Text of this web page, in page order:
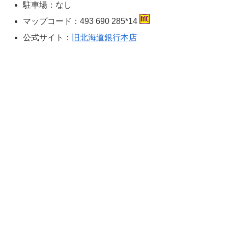
駐車場：なし
マップコード：493 690 285*14
公式サイト：
旧北海道銀行本店